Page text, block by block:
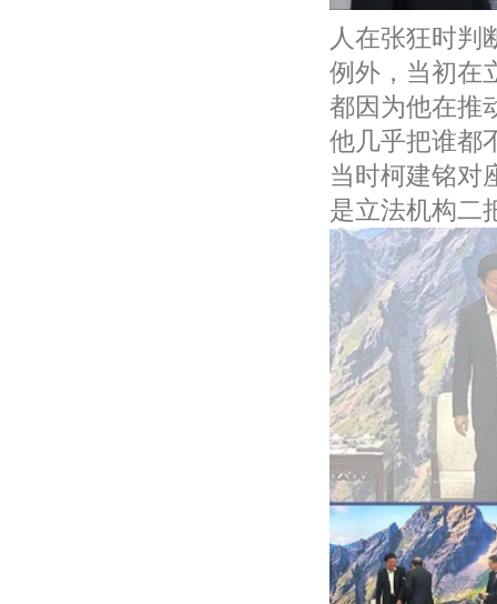
人在张狂时判
例外，当初在
都因为他在推
他几乎把谁都
当时柯建铭对
是立法机构二